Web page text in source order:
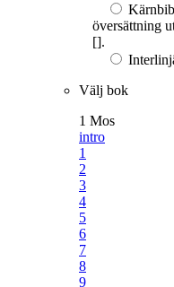
översättning
[].
Välj bok
1 Mos
intro
1
2
3
4
5
6
7
8
9